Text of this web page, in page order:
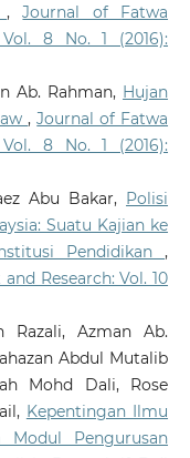
,Journal of Fatwa
8 No. 1 (2016):
Ab. Rahman, Hujan
,Journal of Fatwa
8 No. 1 (2016):
Abu Bakar, Polisi
Suatu Kajian ke
Pendidikan,
Research: Vol. 10
Razali, Azman Ab.
Abdul Mutalib
Mohd Dali, Rose
Kepentingan Ilmu
Modul Pengurusan